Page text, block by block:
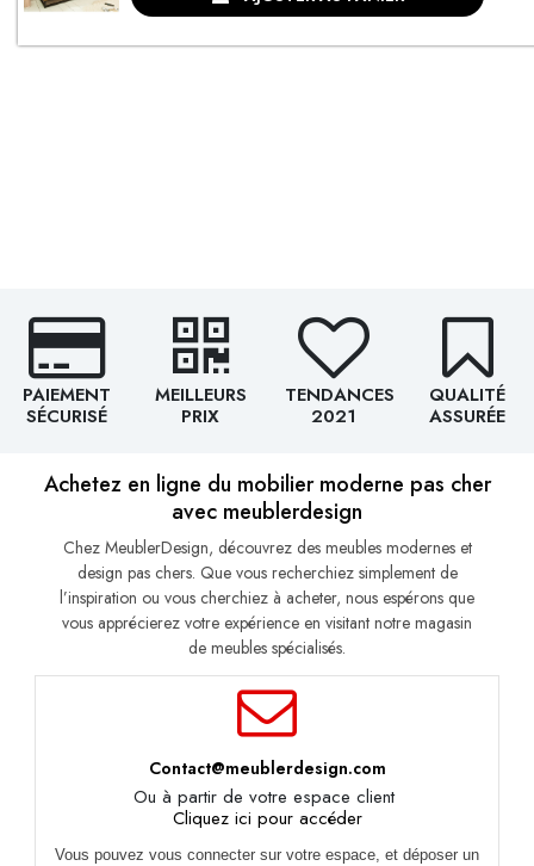
PAIEMENT
SÉCURISÉ
MEILLEURS
PRIX
TENDANCES
2021
QUALITÉ
ASSURÉE
Achetez en ligne du mobilier moderne pas cher
avec meublerdesign
Chez MeublerDesign, découvrez des meubles modernes et
design pas chers. Que vous recherchiez simplement de
l’inspiration ou vous cherchiez à acheter, nous espérons que
vous apprécierez votre expérience en visitant notre magasin
de meubles spécialisés.
Contact@meublerdesign.com
Ou à partir de votre espace client
Cliquez ici pour accéder
Vous pouvez vous connecter sur votre espace, et déposer un